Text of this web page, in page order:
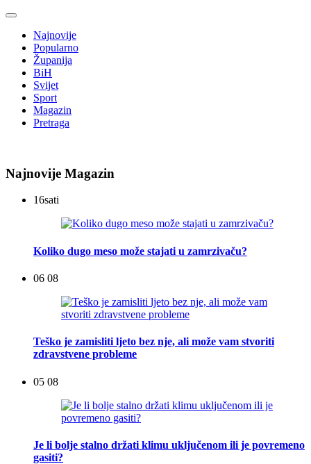
Najnovije
Popularno
Županija
BiH
Svijet
Sport
Magazin
Pretraga
Najnovije Magazin
16sati
Koliko dugo meso može stajati u zamrzivaču?
06 08
Teško je zamisliti ljeto bez nje, ali može vam stvoriti
zdravstvene probleme
05 08
Je li bolje stalno držati klimu uključenom ili je povremeno
gasiti?